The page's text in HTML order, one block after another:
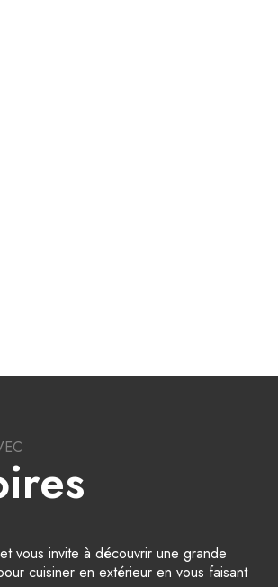
vous invite à découvrir une grande
cuisiner en extérieur en vous faisant